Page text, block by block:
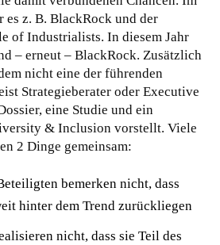
es z. B. BlackRock und der
of Industrialists. In diesem Jahr
– erneut – BlackRock. Zusätzlich
nicht eine der führenden
Strategieberater oder Executive
eine Studie und ein
& Inclusion vorstellt. Viele
2 Dinge gemeinsam:
bemerken nicht, dass
hinter dem Trend zurückliegen
nicht, dass sie Teil des